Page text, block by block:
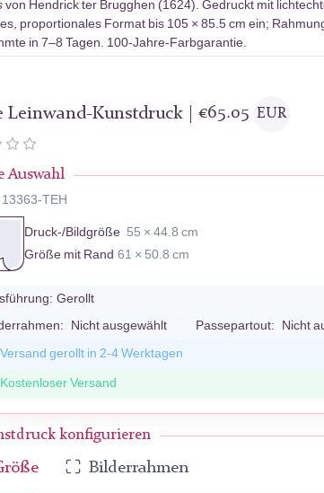
von Hendrick ter Brugghen (1624). Gedruckt mit
proportionales Format bis 105 × 85.5 cm ein;
in 7–8 Tagen. 100-Jahre-Farbgarantie.
Leinwand-Kunstdruck |€65.05 EUR
Auswahl
13363-TEH
Druck-/Bildgröße 55 × 44.8 cm
Größe mit Rand 61 × 50.8 cm
Gerollt
Nicht ausgewählt Passepartout: Nicht
Versand gerollt in 2-4 Werktagen
Kostenloser Versand
konfigurieren
Bilderrahmen